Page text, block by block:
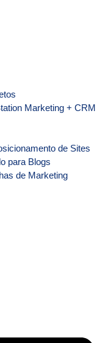
Marketing + CRM
de Sites
para Blogs
de Marketing